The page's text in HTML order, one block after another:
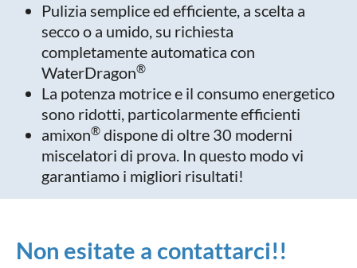
Pulizia semplice ed efficiente, a scelta a
secco o a umido, su richiesta
completamente automatica con
WaterDragon®
La potenza motrice e il consumo energetico
sono ridotti, particolarmente efficienti
amixon® dispone di oltre 30 moderni
miscelatori di prova. In questo modo vi
garantiamo i migliori risultati!
Non esitate a contattarci!!